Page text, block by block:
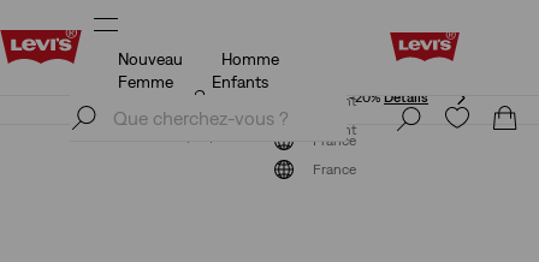
Unidays: Les étudiants bénéficient de -20%
S'inscrire maintenant
France
Nouveau
Homme
Femme
Enfants
Unidays: Les étudiants bénéficient de -20% Détails
S'inscrire maintenant
France